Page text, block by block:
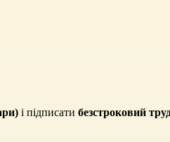
і підписати безстроковий